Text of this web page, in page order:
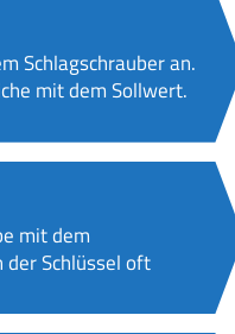
Schlagschrauber an.
mit dem Sollwert.
mit dem
der Schlüssel oft